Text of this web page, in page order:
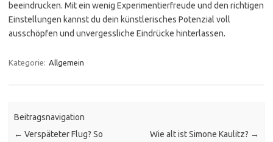
beeindrucken. Mit ein wenig Experimentierfreude und den richtigen
Einstellungen kannst du dein künstlerisches Potenzial voll
ausschöpfen und unvergessliche Eindrücke hinterlassen.
Kategorie: Allgemein
Beitragsnavigation
← Verspäteter Flug? So
Wie alt ist Simone Kaulitz? →